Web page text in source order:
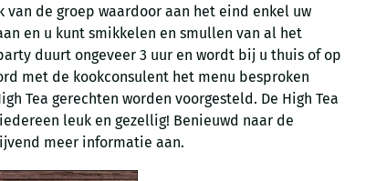
van de groep waardoor aan het eind enkel uw
en u kunt smikkelen en smullen van al het
duurt ongeveer 3 uur en wordt bij u thuis of op
met de kookconsulent het menu besproken
Tea gerechten worden voorgesteld. De High Tea
leuk en gezellig! Benieuwd naar de
meer informatie aan.